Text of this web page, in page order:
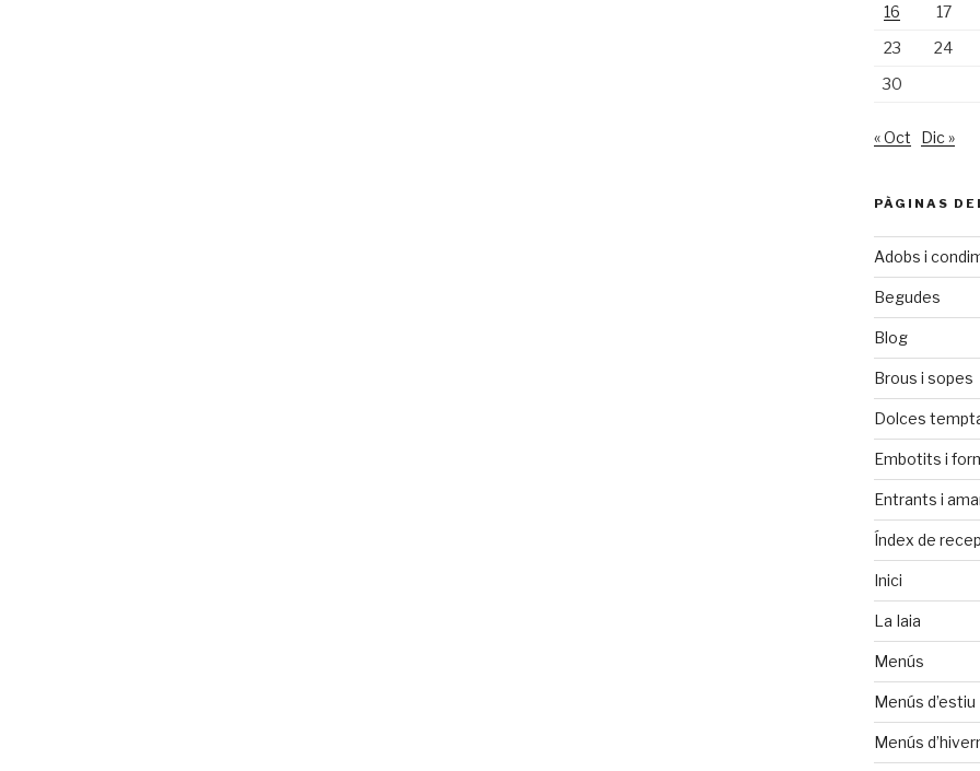
16
17
23
24
30
« Oct Dic »
PÀGINAS
Adobs i
Begudes
Blog
Brous i sopes
Dolces
Embotits i
Entrants i
Índex de
Inici
La Iaia
Menús
Menús d’estiu
Menús